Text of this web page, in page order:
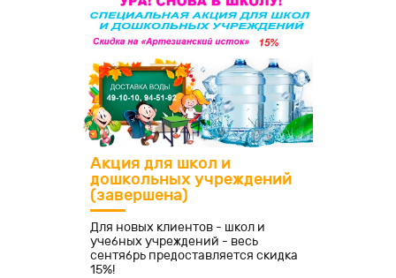
Акция для школ и
дошкольных учреждений
(завершена)
Для новых клиентов - школ и
учебных учреждений - весь
сентябрь предоставляется скидка
15%!